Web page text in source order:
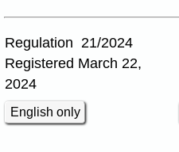
Regulation 21/2024
Registered March 22,
2024
English only